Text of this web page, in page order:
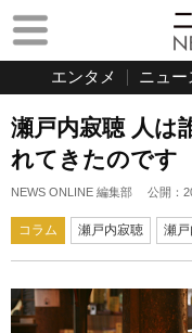
エンタメ ニュー
瀬戸内寂聴 人は
れてきたのです
NEWS ONLINE 編集部 公開：
コラム 瀬戸内寂聴 瀬戸